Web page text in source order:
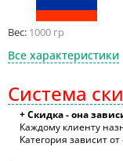
Вес: 1000 гр
Все характеристики
Система
+ Скидка - она
Каждому клиенту
Категория зависит